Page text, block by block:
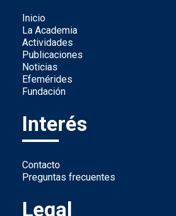
Inicio
La Academia
Actividades
Publicaciones
Noticias
Efemérides
Fundación
Interés
Contacto
Preguntas frecuentes
Legal